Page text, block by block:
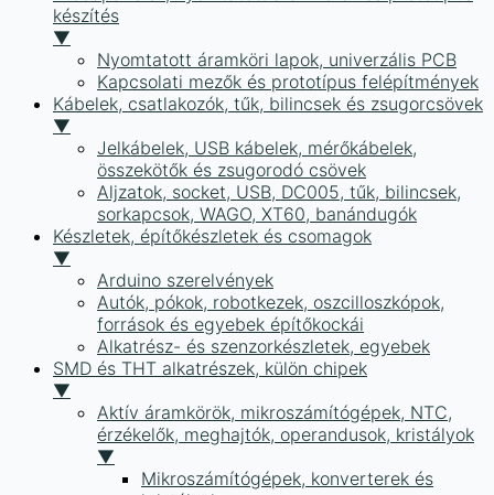
készítés
▼
Nyomtatott áramköri lapok, univerzális PCB
Kapcsolati mezők és prototípus felépítmények
Kábelek, csatlakozók, tűk, bilincsek és zsugorcsövek
▼
Jelkábelek, USB kábelek, mérőkábelek,
összekötők és zsugorodó csövek
Aljzatok, socket, USB, DC005, tűk, bilincsek,
sorkapcsok, WAGO, XT60, banándugók
Készletek, építőkészletek és csomagok
▼
Arduino szerelvények
Autók, pókok, robotkezek, oszcilloszkópok,
források és egyebek építőkockái
Alkatrész- és szenzorkészletek, egyebek
SMD és THT alkatrészek, külön chipek
▼
Aktív áramkörök, mikroszámítógépek, NTC,
érzékelők, meghajtók, operandusok, kristályok
▼
Mikroszámítógépek, konverterek és